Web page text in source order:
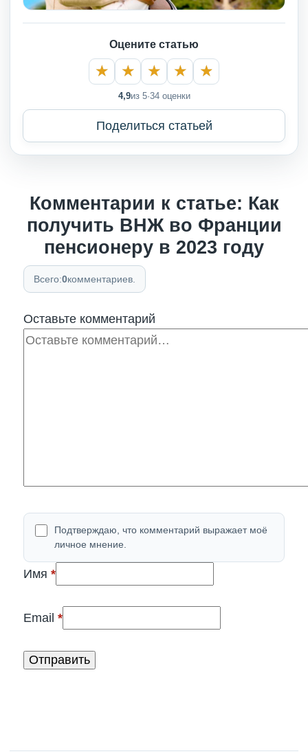
Оцените статью
4,9из 5·34 оценки
Поделиться статьей
Комментарии к статье: Как
получить ВНЖ во Франции
пенсионеру в 2023 году
Всего:0комментариев.
Оставьте комментарий
Комментарий
Подтверждаю, что комментарий выражает моё
личное мнение.
Имя *(обязательно)
Email *(обязательно)